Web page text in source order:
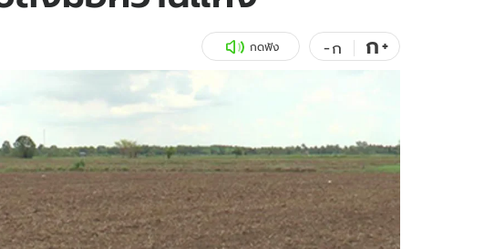
รถยนต์
สุขภาพ
Tasteful Thailand
Sanook Choice
คลิป
พอดแคสต์
Exclusive WeTV
นิยาย
กดฟัง -ก ก+